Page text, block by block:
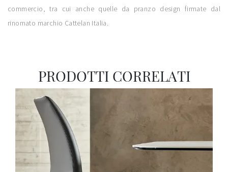
commercio, tra cui anche quelle da pranzo design firmate dal
rinomato marchio Cattelan Italia.
PRODOTTI CORRELATI